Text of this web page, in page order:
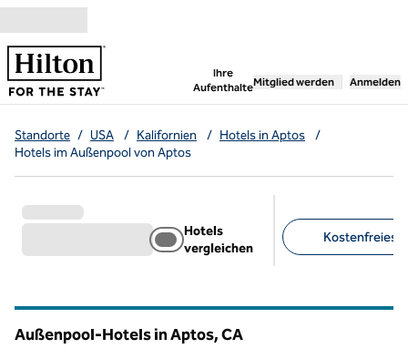
Weiter zum Inhalt
Ihre
Aufenthalte
,öffnet neue
Mitglied werden Anmelden
Standorte / USA / Kalifornien / Hotels in Aptos
/
Hotels im Außenpool von Aptos
Hotels
vergleichen
Kostenfreies
Außenpool-Hotels in Aptos,CA